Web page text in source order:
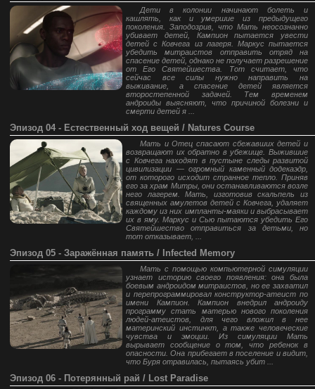
Дети в колонии начинают болеть и
кашлять, как и умершие из предыдущего
поколения. Заподозрив, что Мать неосознанно
убивает детей, Кампион пытается увести
детей с Ковчега из лагеря. Маркус пытается
убедить митраистов отправить отряд на
спасение детей, однако не получает разрешение
от Его Святейшества. Тот считает, что
сейчас все силы нужно направить на
выживание, а спасение детей является
второстепенной задачей. Тем временем
андроиды выясняют, что причиной болезни и
смерти детей я ...
Эпизод 04 - Естественный ход вещей / Natures Course
Мать и Отец спасают сбежавших детей и
возвращают их обратно в убежище. Выжившие
с Ковчега находят в пустыне следы развитой
цивилизации — огромный каменный додекаэдр,
от которого исходит странное тепло. Приняв
его за храм Митры, они останавливаются возле
него лагерем. Мать, изготовив скальпель из
священных амулетов детей с Ковчега, удаляет
каждому из них импланты-маяки и выбрасывает
их в яму. Маркус и Сью пытаются убедить Его
Святейшество отправиться за детьми, но
тот отказывает, ...
Эпизод 05 - Заражённая память / Infected Memory
Мать с помощью компьютерной симуляции
узнает историю своего появления: она была
боевым андроидом митраистов, но ее захватил
и перепрограммировал конструктор-атеист по
имени Кампион. Кампион внедрил андроиду
программу стать матерью нового поколения
людей-атеистов, для чего вложил в нее
материнский инстинкт, а также человеческие
чувства и эмоции. Из симуляции Мать
вырывает сообщение о том, что ребенок в
опасности. Она прибегает в поселение и видит,
что Буря отравилась, пытаясь убит ...
Эпизод 06 - Потерянный рай / Lost Paradise